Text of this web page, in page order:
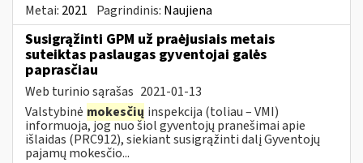
Metai: 2021 Pagrindinis: Naujiena
Susigrąžinti GPM už praėjusiais metais
suteiktas paslaugas gyventojai galės
paprasčiau
Web turinio sąrašas 2021-01-13
Valstybinė mokesčių inspekcija (toliau – VMI)
informuoja, jog nuo šiol gyventojų pranešimai apie
išlaidas (PRC912), siekiant susigrąžinti dalį Gyventojų
pajamų mokesčio...